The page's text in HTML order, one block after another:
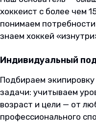
хоккеист с более чем
понимаем
знаем хоккей
Индивидуальный
Подбираем
задачи: учитываем
возраст и цели — от
профессионального